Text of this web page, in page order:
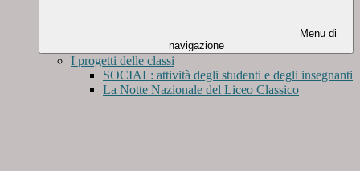
Menu di
navigazione
I progetti delle classi
SOCIAL: attività degli studenti e degli insegnanti
La Notte Nazionale del Liceo Classico